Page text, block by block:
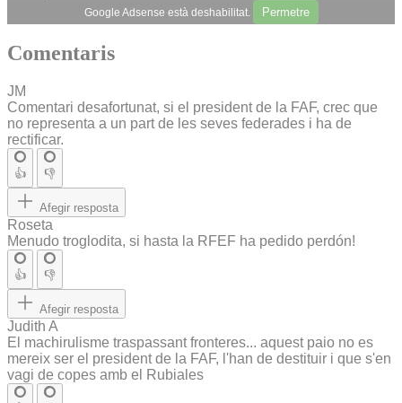
Google Adsense està deshabilitat. Permetre
Comentaris
JM
Comentari desafortunat, si el president de la FAF, crec que
no representa a un part de les seves federades i ha de
rectificar.
👍 👎
Afegir resposta
Roseta
Menudo troglodita, si hasta la RFEF ha pedido perdón!
👍 👎
Afegir resposta
Judith A
El machirulisme traspassant fronteres... aquest paio no es
mereix ser el president de la FAF, l'han de destituir i que s'en
vagi de copes amb el Rubiales